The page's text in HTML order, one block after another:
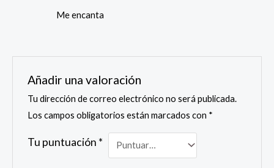
5de 5
Me encanta
Añadir una valoración
Tu dirección de correo electrónico no será publicada.
Los campos obligatorios están marcados con *
Tu puntuación *